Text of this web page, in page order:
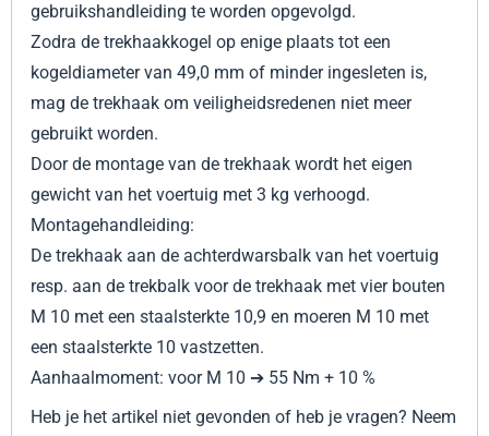
gebruikshandleiding te worden opgevolgd.
Zodra de trekhaakkogel op enige plaats tot een
kogeldiameter van 49,0 mm of minder ingesleten is,
mag de trekhaak om veiligheidsredenen niet meer
gebruikt worden.
Door de montage van de trekhaak wordt het eigen
gewicht van het voertuig met 3 kg verhoogd.
Montagehandleiding:
De trekhaak aan de achterdwarsbalk van het voertuig
resp. aan de trekbalk voor de trekhaak met vier bouten
M 10 met een staalsterkte 10,9 en moeren M 10 met
een staalsterkte 10 vastzetten.
Aanhaalmoment: voor M 10 ➔ 55 Nm + 10 %
Heb je het artikel niet gevonden of heb je vragen? Neem